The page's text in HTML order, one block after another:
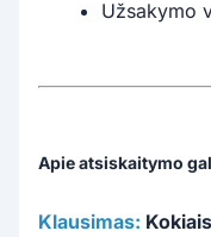
Užsakymo
Apie atsiskaitymo
Klausimas: